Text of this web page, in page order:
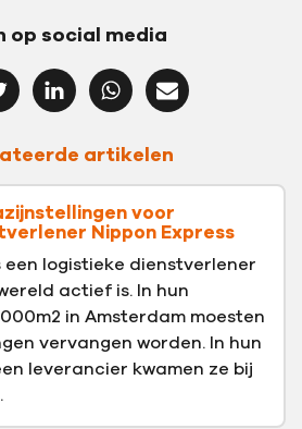
op social media
artikelen
voor
Nippon Express
een logistieke dienstverlener
actief is. In hun
in Amsterdam moesten
vervangen worden. In hun
leverancier kwamen ze bij